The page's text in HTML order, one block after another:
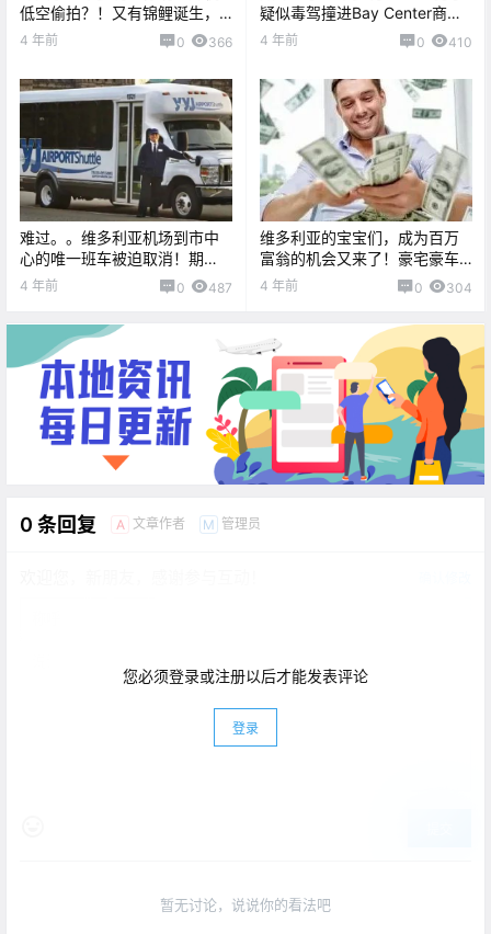
低空偷拍？！又有锦鲤诞生，
随手一刮中奖10万！！
4 年前 0 366
疑似毒驾撞进Bay Center商
店！还反复撞了多次！！
4 年前 0 410
难过。。维多利亚机场到市中
心的唯一班车被迫取消！期
待，星爸爸要在DT开新店
4 年前 0 487
维多利亚的宝宝们，成为百万
富翁的机会又来了！豪宅豪车
加百万现金！快来拼手气啦！
4 年前 0 304
0 条回复 A 文章作者 M 管理员
您必须登录或注册以后才能发表评论
登录
暂无讨论，说说你的看法吧